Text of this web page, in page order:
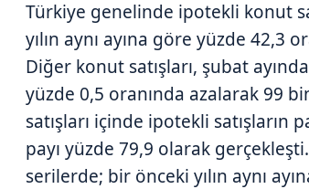
Türkiye genelinde ipotekli konut
yılın aynı ayına göre yüzde 42,3
Diğer konut satışları, şubat
yüzde 0,5 oranında azalarak 99
satışları içinde ipotekli satışların
payı yüzde 79,9 olarak
serilerde; bir önceki yılın aynı